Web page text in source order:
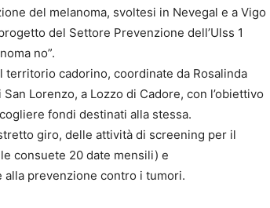
del melanoma, svoltesi in Nevegal e a Vigo
del Settore Prevenzione dell’Ulss 1
no”.
cadorino, coordinate da Rosalinda
Lorenzo, a Lozzo di Cadore, con l’obiettivo
fondi destinati alla stessa.
giro, delle attività di screening per il
consuete 20 date mensili) e
alla prevenzione contro i tumori.